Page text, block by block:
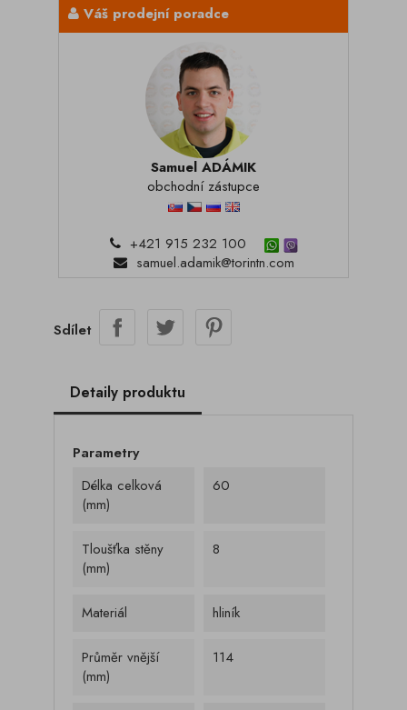
Váš prodejní poradce
Samuel ADÁMIK
obchodní zástupce
+421 915 232 100
samuel.adamik@torintn.com
Sdílet
Detaily produktu
Parametry
Délka celková
(mm)
60
Tloušťka stěny
(mm)
8
Materiál hliník
Průměr vnější
(mm)
114